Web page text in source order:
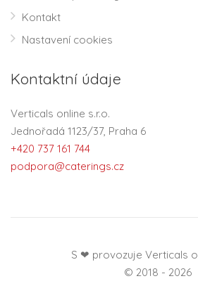
Kontakt
Nastavení cookies
Kontaktní údaje
Verticals online s.r.o.
Jednořadá 1123/37, Praha 6
+420 737 161 744
podpora@caterings.cz
S ❤ provozuje Verticals
© 2018 - 2026